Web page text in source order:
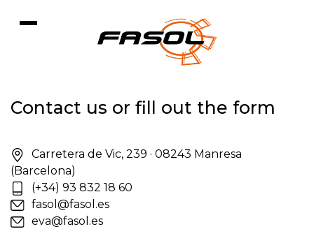
Contact us or fill out the form
Carretera de Vic, 239 · 08243 Manresa
(Barcelona)
(+34) 93 832 18 60
fasol@fasol.es
eva@fasol.es